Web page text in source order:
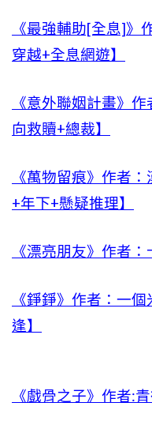
《最強輔助[全息]》
穿越+全息網遊】
《意外聯姻計畫》
向救贖+總裁】
《萬物留痕》作者
+年下+懸疑推理】
《漂亮朋友》作者
《錚錚》作者：一
逢】
《戲骨之子》作者: